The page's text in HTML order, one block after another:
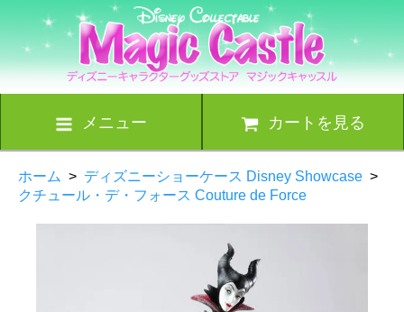
メニュー カートを見る
ホーム > ディズニーショーケース Disney Showcase >
クチュール・デ・フォース Couture de Force